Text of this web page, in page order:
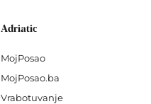
Adriatic
MojPosao
MojPosao.ba
Vrabotuvanje